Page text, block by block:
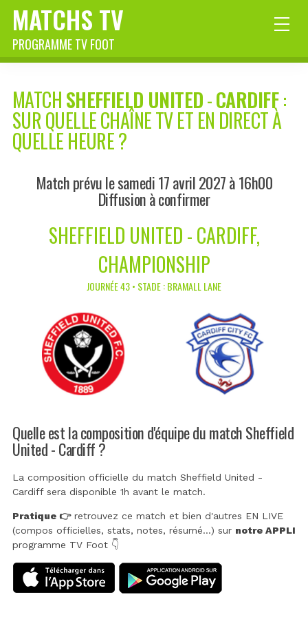
MATCHS TV
PROGRAMME TV FOOT
MATCHSHEFFIELD UNITED-CARDIFF:
SUR QUELLE CHAÎNE TV ET EN DIRECT À
QUELLE HEURE ?
Match prévu le samedi 17 avril 2027 à 16h00
Diffusion à confirmer
SHEFFIELD UNITED - CARDIFF,
CHAMPIONSHIP
JOURNÉE 43 • STADE : BRAMALL LANE
Quelle est la composition d'équipe du match Sheffield
United - Cardiff ?
La composition officielle du match Sheffield United -
Cardiff sera disponible 1h avant le match.
Pratique 👉retrouvez ce match et bien d'autres EN LIVE
(compos officielles, stats, notes, résumé...) sur notre APPLI
programme TV Foot 👇